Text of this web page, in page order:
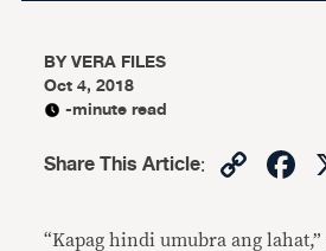
BYVERA FILES
Oct 4, 2018
-minute read
Share This Article:
“Kapag hindi umubra ang